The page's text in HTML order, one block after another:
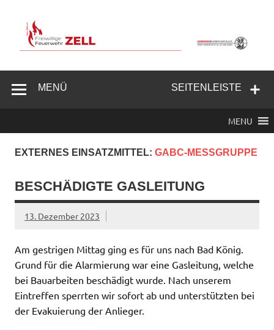
springen
Feuerwehr
SEITENLEISTE
MENÜ
MENU
EXTERNES EINSATZMITTEL: GABC-MESSGRUPPE
BESCHÄDIGTE GASLEITUNG
13. Dezember 2023
Am gestrigen Mittag ging es für uns nach Bad König.
Grund für die Alarmierung war eine Gasleitung, welche
bei Bauarbeiten beschädigt wurde. Nach unserem
Eintreffen sperrten wir sofort ab und unterstützten bei
der Evakuierung der Anlieger.